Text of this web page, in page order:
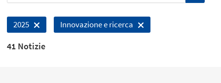
2025 Innovazione e ricerca
41 Notizie